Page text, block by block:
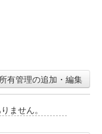
所有管理の追加・編集
ません。